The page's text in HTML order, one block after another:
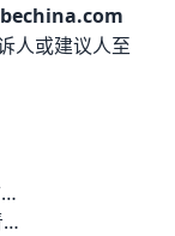
人或建议人至
武汉市硚口区委书记赴德必·古田坊调研
西虹桥德必易园蝉联“上海市青浦区优秀平台企业”称号